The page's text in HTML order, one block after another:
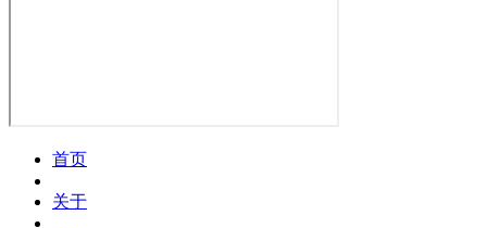
首页
关于